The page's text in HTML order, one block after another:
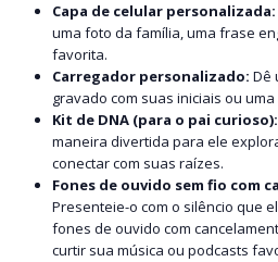
Capa de celular personalizada:
uma foto da família, uma frase
favorita.
Carregador personalizado: Dê
gravado com suas iniciais ou
Kit de DNA (para o pai curioso):
maneira divertida para ele
conectar com suas raízes.
Fones de ouvido sem fio com
Presenteie-o com o silêncio que
fones de ouvido com
curtir sua música ou podcasts